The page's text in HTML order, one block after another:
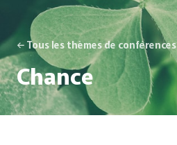
← Tous les thèmes de conférences
Chance